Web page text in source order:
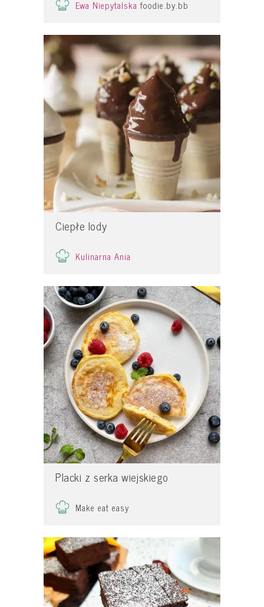
Ewa Niepytalska foodie.by.bb
Ciepłe lody
Kulinarna Ania
Placki z serka wiejskiego
Make eat easy